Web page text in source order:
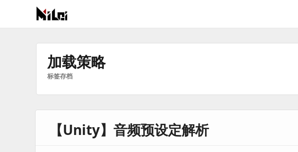
有
技
加载策略
标签存档
【Unity】音频预设定解析